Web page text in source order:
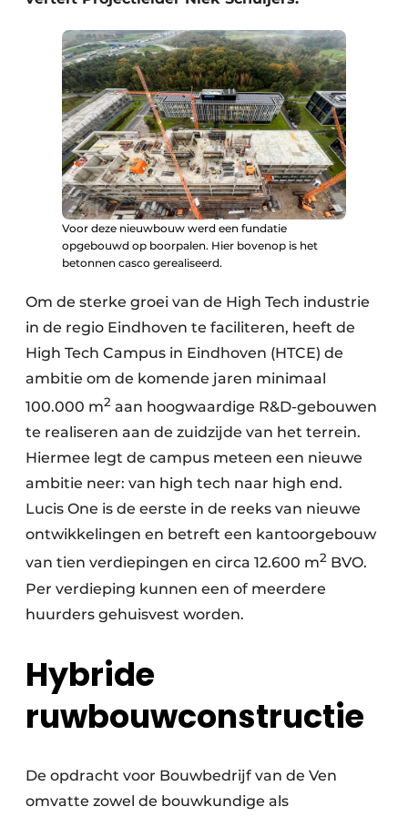
Voor deze nieuwbouw werd een fundatie
opgebouwd op boorpalen. Hier bovenop is het
betonnen casco gerealiseerd.
Om de sterke groei van de High Tech industrie
in de regio Eindhoven te faciliteren, heeft de
High Tech Campus in Eindhoven (HTCE) de
ambitie om de komende jaren minimaal
100.000 m2 aan hoogwaardige R&D-gebouwen
te realiseren aan de zuidzijde van het terrein.
Hiermee legt de campus meteen een nieuwe
ambitie neer: van high tech naar high end.
Lucis One is de eerste in de reeks van nieuwe
ontwikkelingen en betreft een kantoorgebouw
van tien verdiepingen en circa 12.600 m2 BVO.
Per verdieping kunnen een of meerdere
huurders gehuisvest worden.
Hybride
ruwbouwconstructie
De opdracht voor Bouwbedrijf van de Ven
omvatte zowel de bouwkundige als